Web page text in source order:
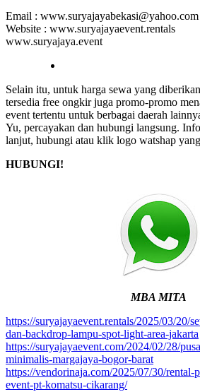
Email : www.suryajayabekasi@yahoo.com
Website : www.suryajayaevent.rentals
www.suryajaya.event
Selain itu, untuk harga sewa yang
tersedia free ongkir juga promo-promo
event tertentu untuk berbagai daerah
Yu, percayakan dan hubungi langsung.
lanjut, hubungi atau klik logo watshap
HUBUNGI!
MBA MITA
https://suryajayaevent.rentals/2025/03/20/
dan-backdrop-lampu-spot-light-area-jakarta
https://suryajayaevent.com/2024/02/28/
minimalis-margajaya-bogor-barat
https://vendorinaja.com/2025/07/30/rental-
event-pt-komatsu-cikarang/